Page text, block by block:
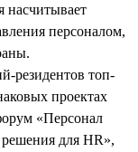
насчитывает
персоналом,
резидентов топ-
проектах
«Персонал
для HR»,